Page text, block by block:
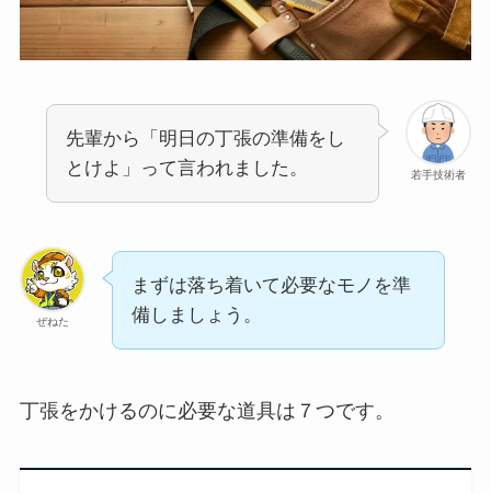
若手技術者
先輩から「明日の丁張の準備をし
とけよ」って言われました。
ぜねた
まずは落ち着いて必要なモノを準
備しましょう。
丁張をかけるのに必要な道具は７つです。